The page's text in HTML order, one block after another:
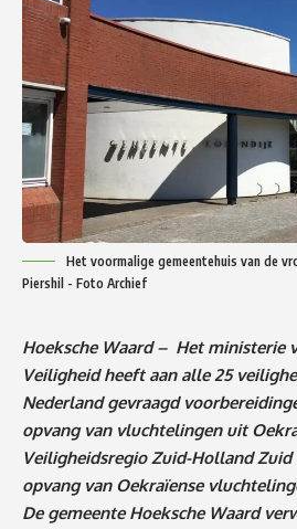
Het voormalige gemeentehuis van de
Piershil - Foto Archief
Hoeksche Waard – Het ministerie
Veiligheid heeft aan alle 25
Nederland gevraagd
opvang van vluchtelingen uit
Veiligheidsregio Zuid-Holland Zuid
opvang van Oekraïense
De gemeente Hoeksche Waard